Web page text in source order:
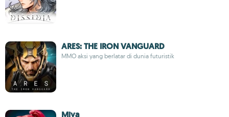
ARES: THE IRON VANGUARD
MMO aksi yang berlatar di dunia futuristik
Miya